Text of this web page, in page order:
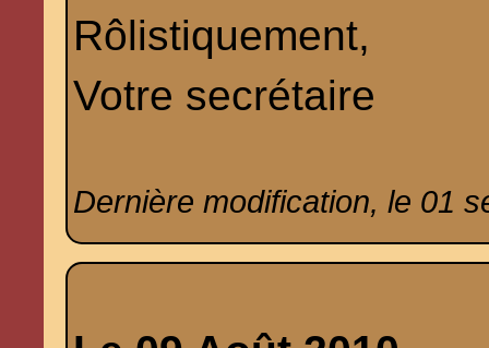
Rôlistiquement,
Votre secrétaire
Dernière modification, le 01